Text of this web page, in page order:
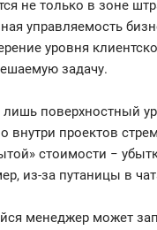
не только в зоне
управляемость
уровня
задачу.
лишь поверхностный
внутри проектов
стоимости −
из-за путаницы в
менеджер может